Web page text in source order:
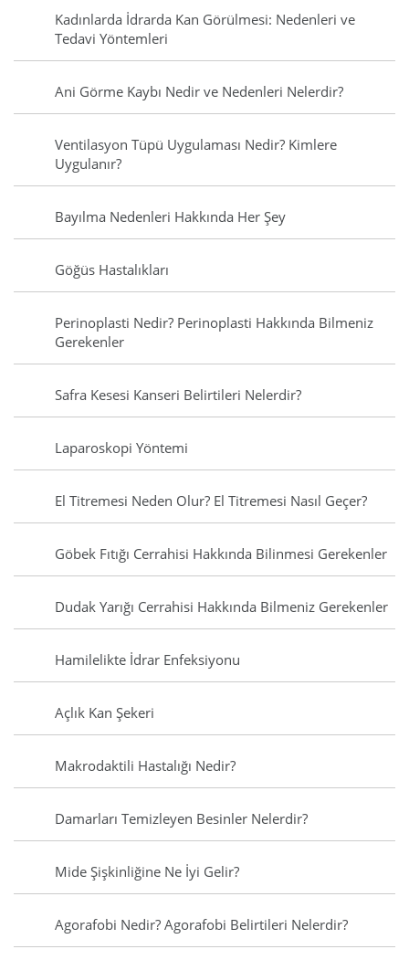
Kadınlarda İdrarda Kan Görülmesi: Nedenleri ve
Tedavi Yöntemleri
Ani Görme Kaybı Nedir ve Nedenleri Nelerdir?
Ventilasyon Tüpü Uygulaması Nedir? Kimlere
Uygulanır?
Bayılma Nedenleri Hakkında Her Şey
Göğüs Hastalıkları
Perinoplasti Nedir? Perinoplasti Hakkında Bilmeniz
Gerekenler
Safra Kesesi Kanseri Belirtileri Nelerdir?
Laparoskopi Yöntemi
El Titremesi Neden Olur? El Titremesi Nasıl Geçer?
Göbek Fıtığı Cerrahisi Hakkında Bilinmesi Gerekenler
Dudak Yarığı Cerrahisi Hakkında Bilmeniz Gerekenler
Hamilelikte İdrar Enfeksiyonu
Açlık Kan Şekeri
Makrodaktili Hastalığı Nedir?
Damarları Temizleyen Besinler Nelerdir?
Mide Şişkinliğine Ne İyi Gelir?
Agorafobi Nedir? Agorafobi Belirtileri Nelerdir?